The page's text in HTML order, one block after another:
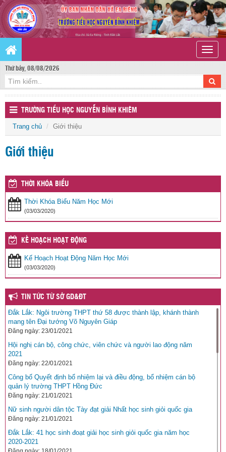
Toggle
Thứ bảy, 08/08/2026
TRƯỜNG TIỂU HỌC NGUYỄN BỈNH KHIÊM
Trang chủ Giới thiệu
Giới thiệu
THỜI KHÓA BIỂU
Thời Khóa Biểu Năm Học Mới
(03/03/2020)
KẾ HOẠCH HOẠT ĐỘNG
Kế Hoạch Hoạt Động Năm Học Mới
(03/03/2020)
TIN TỨC TỪ SỞ GD&ĐT
Đắk Lắk: Ngôi trường THPT thứ 58 được thành lập, khánh thành
mang tên Đại tướng Võ Nguyên Giáp
Đăng ngày: 23/01/2021
Hội nghị cán bộ, công chức, viên chức và người lao động năm
2021
Đăng ngày: 22/01/2021
Công bố Quyết định bổ nhiệm lại và điều động, bổ nhiệm cán bộ
quản lý trường THPT Hồng Đức
Đăng ngày: 21/01/2021
Nữ sinh người dân tộc Tày đạt giải Nhất học sinh giỏi quốc gia
Đăng ngày: 21/01/2021
Đắk Lắk: 41 học sinh đoạt giải học sinh giỏi quốc gia năm học
2020-2021
Đăng ngày: 18/01/2021